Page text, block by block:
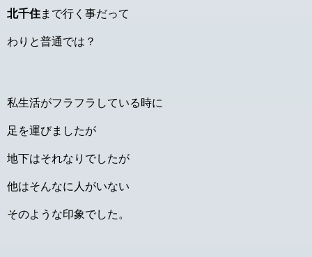
北千住まで行く事だって
わりと普通では？
私生活がフラフラしている時に
足を運びましたが
地下はそれなりでしたが
他はそんなに人がいない
そのような印象でした。